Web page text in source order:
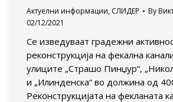
Актуелни информации, СЛИДЕР By
02/12/2021
Се изведуваат градежни
реконструкција на фекална
улиците „Страшо Пинџур“,
и „Илинденска“ во должина од
Реконструкцијата на фекланата